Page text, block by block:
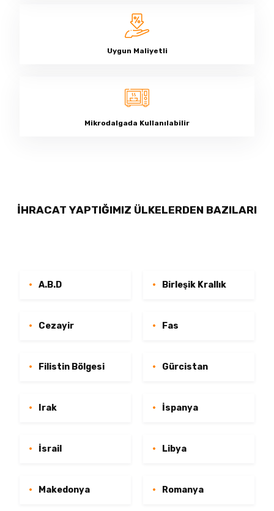
Uygun Maliyetli
Mikrodalgada Kullanılabilir
İHRACAT YAPTIĞIMIZ ÜLKELERDEN BAZILARI
A.B.D Birleşik Krallık
Cezayir Fas
Filistin Bölgesi Gürcistan
Irak İspanya
İsrail Libya
Makedonya Romanya